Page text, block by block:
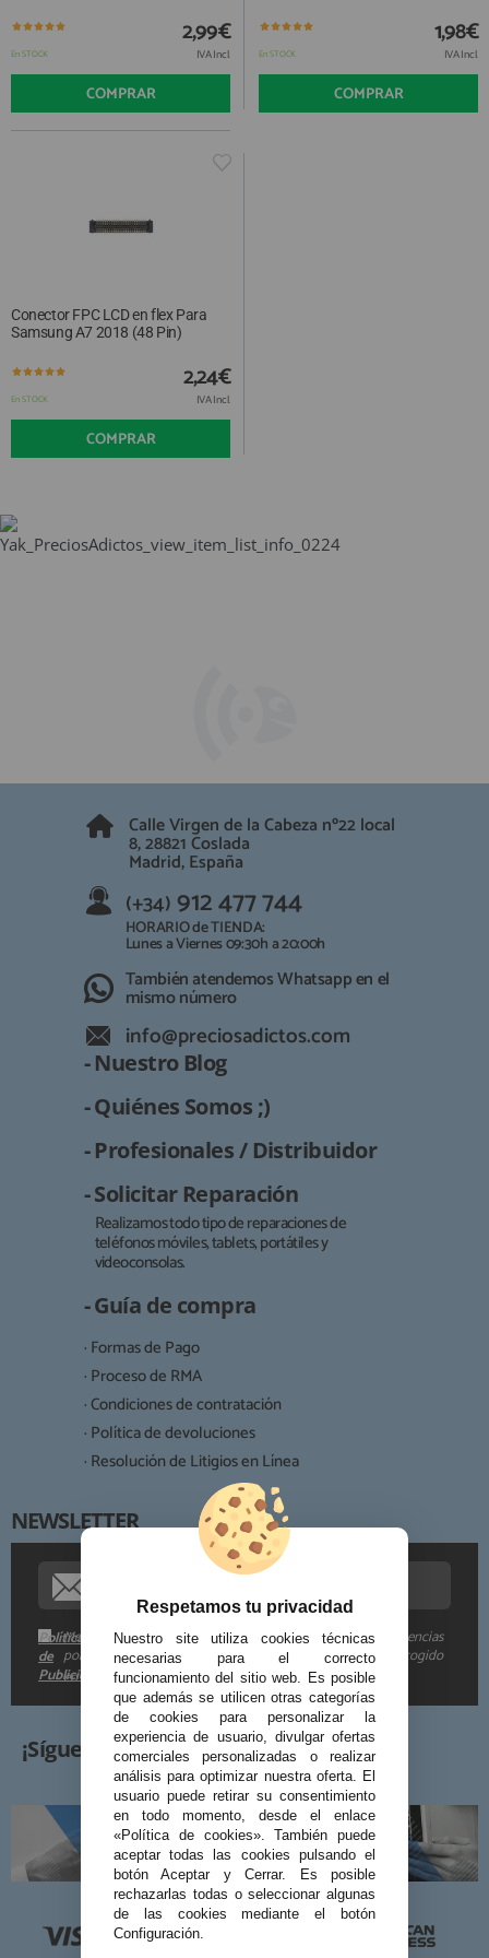
GUÍA DE COMPRA
(+34)912 477 744
HORARIO de TIENDA:
Lunes a Viernes 09:30h a 20:00h
También atendemos Whatsapp
REGISTRO PROFESIONAL
En STOCK
2,99€
IVA Incl.
COMPRAR
En STOCK
1,98€
IVA Incl.
COMPRAR
Conector FPC LCD en flex Para
Samsung A7 2018 (48 Pin)
En STOCK
2,24€
IVA Incl.
COMPRAR
Calle Virgen de la Cabeza nº22 local
8, 28821 Coslada
Madrid, España
(+34) 912 477 744
HORARIO de TIENDA:
Lunes a Viernes 09:30h a 20:00h
También atendemos Whatsapp en el
mismo número
info@preciosadictos.com
- Nuestro Blog
- Quiénes Somos ;)
- Profesionales / Distribuidor
- Solicitar Reparación
Realizamos todo tipo de reparaciones de
teléfonos móviles, tablets, portátiles y
videoconsolas.
- Guía de compra
· Formas de Pago
· Proceso de RMA
· Condiciones de contratación
· Política de devoluciones
· Resolución de Litigios en Línea
NEWSLETTER
Me gustaría recibir descuentos exclusivos, novedades y tendencias
por e-mail. Puedo darme de baja cuando quiera según lo recogido
en la
Política
de
Publicidad
Responsable:
Finalidad:
Destinatarios:
Derechos:
Procedencia de los datos:
Información adicional:
¡Síguenos!
Respetamos tu privacidad
Nuestro site utiliza cookies técnicas
necesarias para el correcto
funcionamiento del sitio web. Es posible
que además se utilicen otras categorías
de cookies para personalizar la
experiencia de usuario, divulgar ofertas
comerciales personalizadas o realizar
análisis para optimizar nuestra oferta. El
usuario puede retirar su consentimiento
en todo momento, desde el enlace
«Política de cookies». También puede
aceptar todas las cookies pulsando el
botón Aceptar y Cerrar. Es posible
rechazarlas todas o seleccionar algunas
de las cookies mediante el botón
Configuración.